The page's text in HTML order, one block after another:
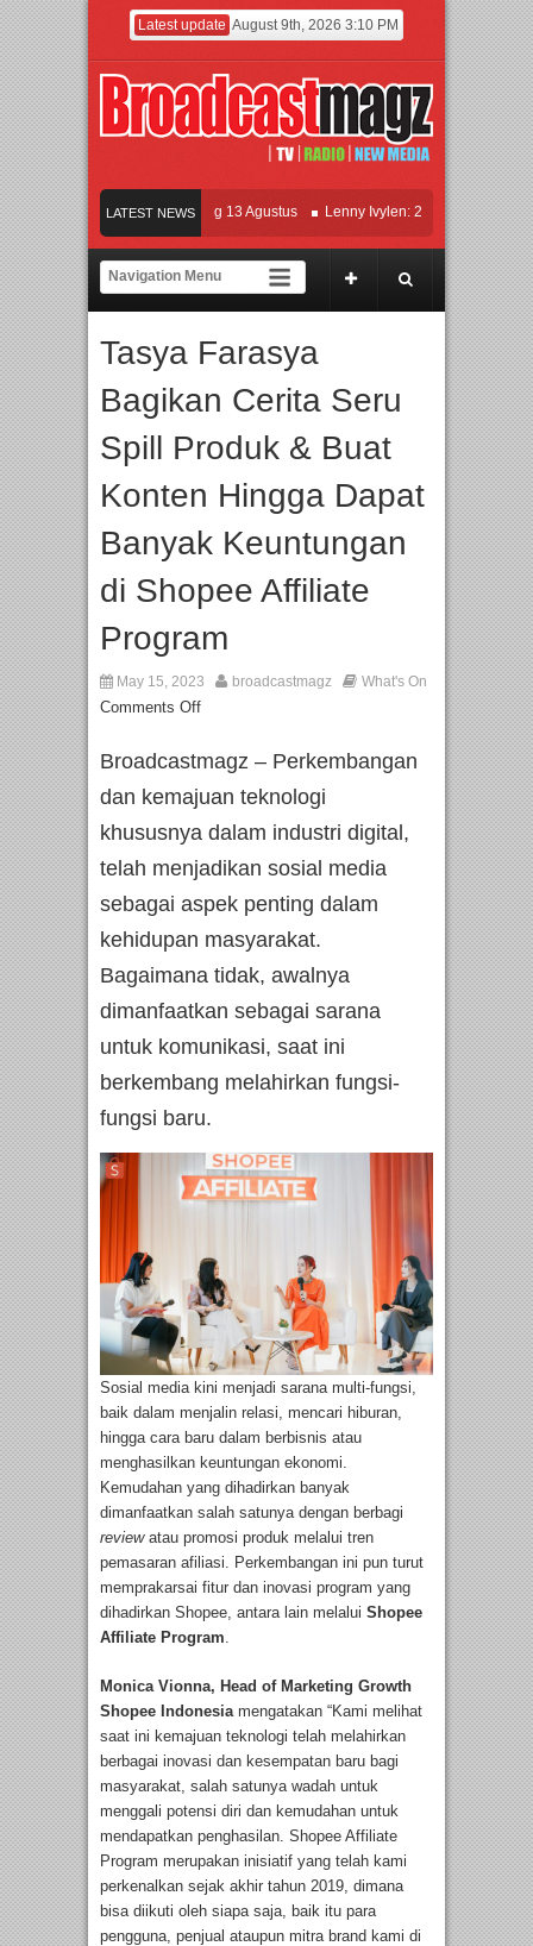
Latest update August 9th, 2026 3:10 PM
LATEST NEWS
MEJIK Siap Tayang 13 Agustus Lenny Ivylen: 26 Tahun Jaga
Universitas Agung Podomoro Jalin Kerja Sama Pendidikan dan Riset untuk
Tasya Farasya
Bagikan Cerita Seru
Spill Produk & Buat
Konten Hingga Dapat
Banyak Keuntungan
di Shopee Affiliate
Program
May 15, 2023 broadcastmagz What's On
Comments Off
Broadcastmagz – Perkembangan
dan kemajuan teknologi
khususnya dalam industri digital,
telah menjadikan sosial media
sebagai aspek penting dalam
kehidupan masyarakat.
Bagaimana tidak, awalnya
dimanfaatkan sebagai sarana
untuk komunikasi, saat ini
berkembang melahirkan fungsi-
fungsi baru.
Sosial media kini menjadi sarana multi-fungsi,
baik dalam menjalin relasi, mencari hiburan,
hingga cara baru dalam berbisnis atau
menghasilkan keuntungan ekonomi.
Kemudahan yang dihadirkan banyak
dimanfaatkan salah satunya dengan berbagi
reviewatau promosi produk melalui tren
pemasaran afiliasi. Perkembangan ini pun turut
memprakarsai fitur dan inovasi program yang
dihadirkan Shopee, antara lain melalui Shopee
Affiliate Program
Monica Vionna, Head of Marketing Growth
Shopee Indonesia mengatakan “Kami melihat
saat ini kemajuan teknologi telah melahirkan
berbagai inovasi dan kesempatan baru bagi
masyarakat, salah satunya wadah untuk
menggali potensi diri dan kemudahan untuk
mendapatkan penghasilan. Shopee Affiliate
Program merupakan inisiatif yang telah kami
perkenalkan sejak akhir tahun 2019, dimana
bisa diikuti oleh siapa saja, baik itu para
pengguna, penjual ataupun mitra brand kami di